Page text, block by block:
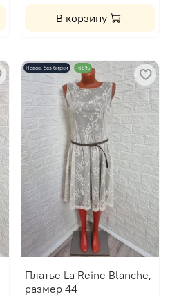
В корзину
Новое, без бирки -68%
Платье La Reine Blanche,
размер 44